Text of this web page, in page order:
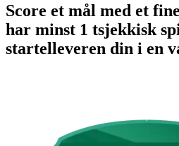
Score et mål med et
har minst 1 tsjekkisk
startelleveren din i en